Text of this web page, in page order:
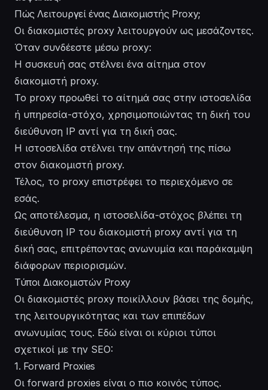
Πώς Λειτουργεί ένας Διακομιστής Proxy;
Οι διακομιστές proxy λειτουργούν ως μεσάζοντες.
Όταν συνδέεστε μέσω proxy:
Η συσκευή σας στέλνει ένα αίτημα στον
διακομιστή proxy.
Το proxy προωθεί το αίτημά σας στην ιστοσελίδα
ή υπηρεσία-στόχο, χρησιμοποιώντας τη δική του
διεύθυνση IP αντί για τη δική σας.
Η ιστοσελίδα στέλνει την απάντησή της πίσω
στον διακομιστή proxy.
Τέλος, το proxy επιστρέφει το περιεχόμενο σε
εσάς.
Ως αποτέλεσμα, η ιστοσελίδα-στόχος βλέπει τη
διεύθυνση IP του διακομιστή proxy αντί για τη
δική σας, επιτρέποντας ανωνυμία και παράκαμψη
διάφορων περιορισμών.
Τύποι Διακομιστών Proxy
Οι διακομιστές proxy ποικίλλουν βάσει της δομής,
της λειτουργικότητας και των επιπέδων
ανωνυμίας τους. Εδώ είναι οι κύριοι τύποι
σχετικοί με την SEO:
1. Forward Proxies
Οι forward proxies είναι ο πιο κοινός τύπος.